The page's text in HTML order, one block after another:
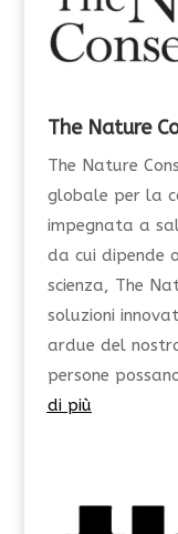
The Nature
The Nature
globale per la
impegnata a
da cui dipende
scienza, The
soluzioni
ardue del
persone
di più